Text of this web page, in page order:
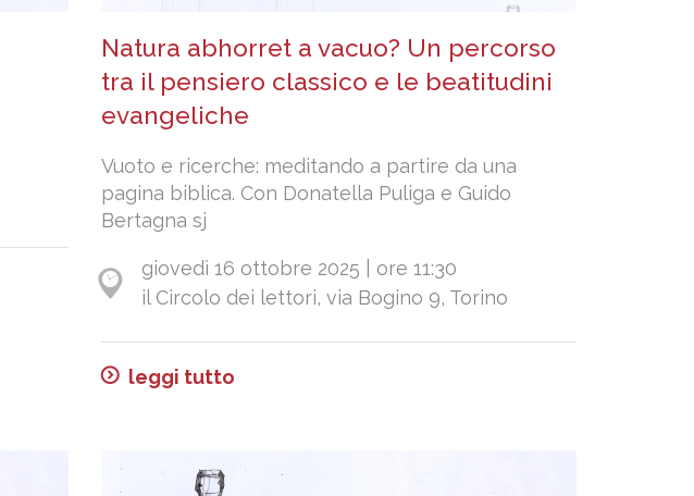
Natura abhorret a vacuo? Un percorso
tra il pensiero classico e le beatitudini
evangeliche
Vuoto e ricerche: meditando a partire da una
pagina biblica. Con Donatella Puliga e Guido
Bertagna sj
giovedì 16 ottobre 2025 | ore 11:30
il Circolo dei lettori, via Bogino 9, Torino
leggi tutto